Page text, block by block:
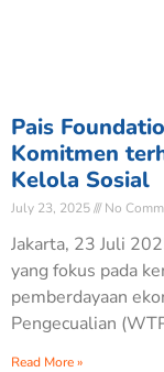
Pais
Komitmen
Kelola Sosial
July 23, 2025 No
Jakarta, 23 Juli
yang fokus pada
pemberdayaan
Pengecualian
Read More »